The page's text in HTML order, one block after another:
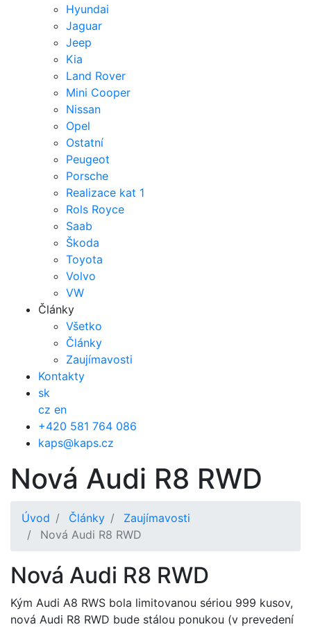
Hyundai
Jaguar
Jeep
Kia
Land Rover
Mini Cooper
Nissan
Opel
Ostatní
Peugeot
Porsche
Realizace kat 1
Rols Royce
Saab
Škoda
Toyota
Volvo
VW
Články
Všetko
Články
Zaujímavosti
Kontakty
sk
cz en
+420 581 764 086
kaps@kaps.cz
Nová Audi R8 RWD
Úvod Články
Zaujímavosti
Nová Audi R8 RWD
Nová Audi R8 RWD
Kým Audi A8 RWS bola limitovanou sériou 999 kusov,
nová Audi R8 RWD bude stálou ponukou (v prevedení